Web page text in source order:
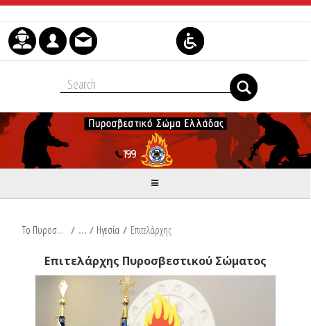
Μετάβαση στο περιεχόμενο
Το Πυροσβεστικό Σώμα / Ηγεσία / Επιτελάρχης
Επιτελάρχης Πυροσβεστικού Σώματος